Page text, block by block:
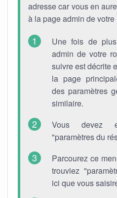
adresse car vous en
à la page admin de votre
Une fois de
admin de votre
suivre est décrite
la page
des paramètres
similaire.
Vous devez
"paramètres du
Parcourez ce
trouviez
ici que vous